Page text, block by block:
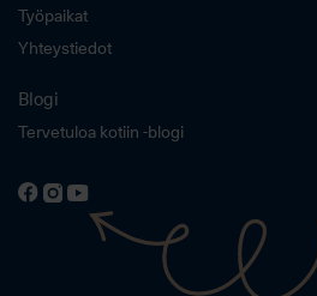
Työpaikat
Yhteystiedot
Blogi
Tervetuloa kotiin -blogi